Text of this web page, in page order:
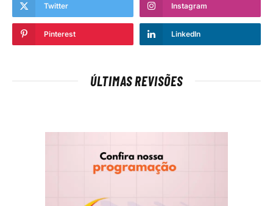
Twitter Instagram
Pinterest LinkedIn
ÚLTIMAS REVISÕES